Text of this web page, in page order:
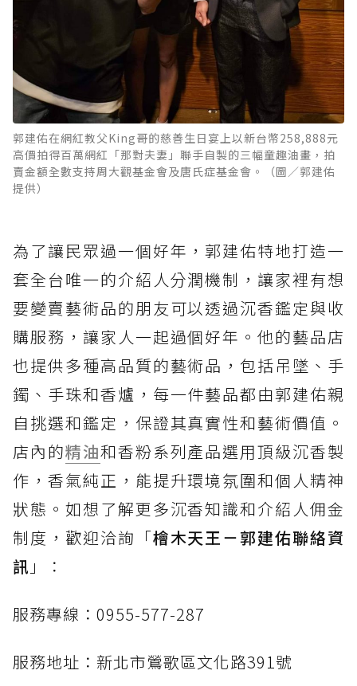
郭建佑在網紅教父King哥的慈善生日宴上以新台幣258,888元
高價拍得百萬網紅「那對夫妻」聯手自製的三幅童趣油畫，拍
賣金額全數支持周大觀基金會及唐氏症基金會。（圖／郭建佑
提供）
為了讓民眾過一個好年，郭建佑特地打造一
套全台唯一的介紹人分潤機制，讓家裡有想
要變賣藝術品的朋友可以透過沉香鑑定與收
購服務，讓家人一起過個好年。他的藝品店
也提供多種高品質的藝術品，包括吊墜、手
鐲、手珠和香爐，每一件藝品都由郭建佑親
自挑選和鑑定，保證其真實性和藝術價值。
店內的精油和香粉系列產品選用頂級沉香製
作，香氣純正，能提升環境氛圍和個人精神
狀態。如想了解更多沉香知識和介紹人佣金
制度，歡迎洽詢「檜木天王－郭建佑聯絡資
訊 」：
服務專線：0955-577-287
服務地址：新北市鶯歌區文化路391號